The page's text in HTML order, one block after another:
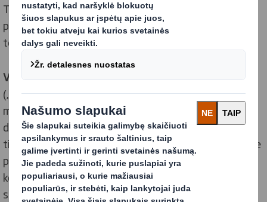
Toks įvertinimas byloja, kad įmonėje vykstantys
procesai užtikrina visų gamybos grandžių ir
technologinių procesų kontrolę bei priežiūrą.
Visuotinis pakuočių ir pakavimo medžiagų standartas
(„BRC Packaging“) – tai Didžiosios Britanijos
mažmeninės prekybos Konsorciumo parengtas ir
didžiausių Europos Sąjungos mažmeninės prekybos
tinklų pripažįstamas standartas, užtikrinantis įmonėje
pagamintos pakuotės atitikimą aukščiausiems
kokybės ir saugos reikalavimams. „BRC Packaging“
sertifikatas apima visą gamybos grandinės proceso